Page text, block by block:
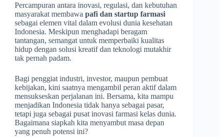
Percampuran antara inovasi, regulasi, dan kebutuhan
masyarakat membawa pafi dan startup farmasi
sebagai elemen vital dalam evolusi dunia kesehatan
Indonesia. Meskipun menghadapi beragam
tantangan, semangat untuk memperbaiki kualitas
hidup dengan solusi kreatif dan teknologi mutakhir
tak pernah padam.
Bagi penggiat industri, investor, maupun pembuat
kebijakan, kini saatnya mengambil peran aktif dalam
mensukseskan perjalanan ini. Bersama, kita mampu
menjadikan Indonesia tidak hanya sebagai pasar,
tetapi juga sebagai pusat inovasi farmasi kelas dunia.
Bagaimana siapkah kita menyambut masa depan
yang penuh potensi ini?